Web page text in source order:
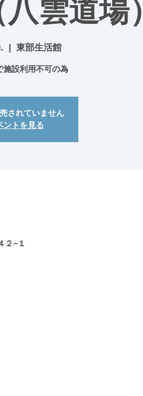
雲道場）
東部生活館
施設利用不可の為
されていません
ントを見る
２−１